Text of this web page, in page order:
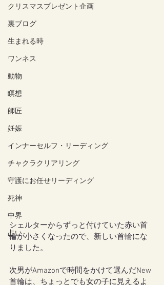
クリスマスプレゼント企画
裏ブログ
生まれる時
ワンネス
動物
瞑想
師匠
妊娠
インナーセルフ・リーディング
チャクラクリアリング
守護にお任せリーディング
死神
中界
占い
シェルターからずっと付けていた赤い首
輪が小さくなったので、新しい首輪にな
りました。
次男がAmazonで時間をかけて選んだNew
首輪は、ちょっとでも女の子に見えるよ